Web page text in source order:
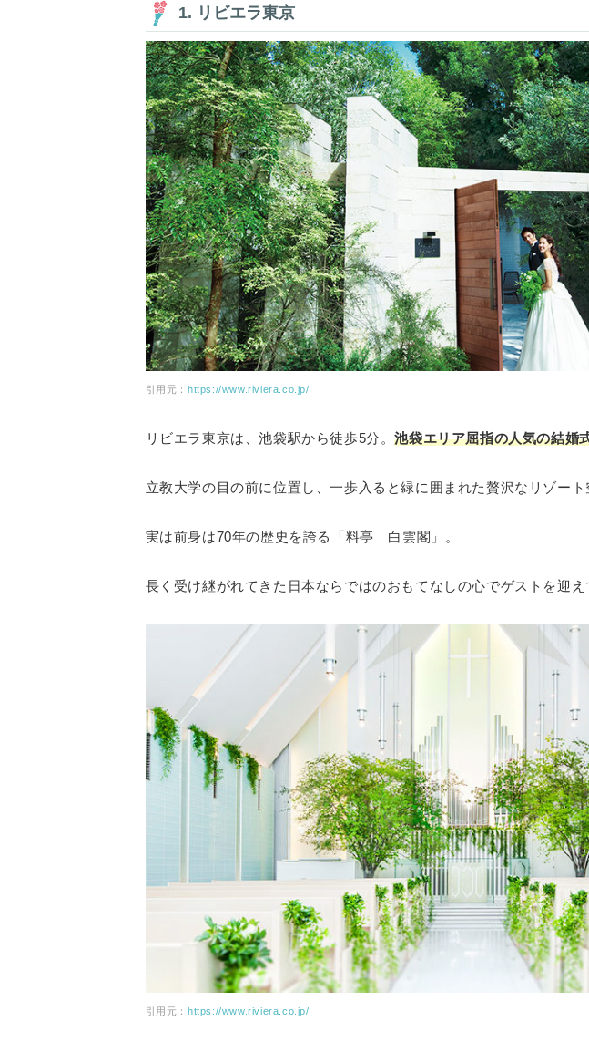
1. リビエラ東京
引用元： https://www.riviera.co.jp/
リビエラ東京は、池袋駅から徒歩5分。池袋エリア屈指の人気の結婚
立教大学の目の前に位置し、一歩入ると緑に囲まれた贅沢なリゾート
実は前身は70年の歴史を誇る「料亭 白雲閣」。
長く受け継がれてきた日本ならではのおもてなしの心でゲストを迎え
引用元： https://www.riviera.co.jp/